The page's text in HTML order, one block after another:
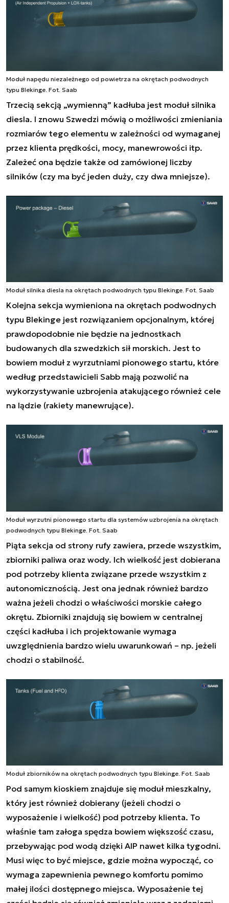
Moduł napędu niezależnego od powietrza na okrętach podwodnych
typu Blekinge. Fot. Saab
Trzecią sekcją „wymienną” kadłuba jest moduł silnika
diesla. I znowu Szwedzi mówią o możliwości zmieniania
rozmiarów tego elementu w zależności od wymaganej
przez klienta prędkości, mocy, manewrowości itp.
Zależeć ona będzie także od zamówionej liczby
silników (czy ma być jeden duży, czy dwa mniejsze).
Moduł silnika diesla na okrętach podwodnych typu Blekinge. Fot. Saab
Kolejna sekcja wymieniona na okrętach podwodnych
typu Blekinge jest rozwiązaniem opcjonalnym, której
prawdopodobnie nie będzie na jednostkach
budowanych dla szwedzkich sił morskich. Jest to
bowiem moduł z wyrzutniami pionowego startu, które
według przedstawicieli Sabb mają pozwolić na
wykorzystywanie uzbrojenia atakującego również cele
na lądzie (rakiety manewrujące).
Moduł wyrzutni pionowego startu dla systemów uzbrojenia na okrętach
podwodnych typu Blekinge. Fot. Saab
Piąta sekcja od strony rufy zawiera, przede wszystkim,
zbiorniki paliwa oraz wody. Ich wielkość jest dobierana
pod potrzeby klienta związane przede wszystkim z
autonomicznością. Jest ona jednak również bardzo
ważna jeżeli chodzi o właściwości morskie całego
okrętu. Zbiorniki znajdują się bowiem w centralnej
części kadłuba i ich projektowanie wymaga
uwzględnienia bardzo wielu uwarunkowań – np. jeżeli
chodzi o stabilność.
Moduł zbiorników na okrętach podwodnych typu Blekinge. Fot. Saab
Pod samym kioskiem znajduje się moduł mieszkalny,
który jest również dobierany (jeżeli chodzi o
wyposażenie i wielkość) pod potrzeby klienta. To
właśnie tam załoga spędza bowiem większość czasu,
przebywając pod wodą dzięki AIP nawet kilka tygodni.
Musi więc to być miejsce, gdzie można wypocząć, co
wymaga zapewnienia pewnego komfortu pomimo
małej ilości dostępnego miejsca. Wyposażenie tej